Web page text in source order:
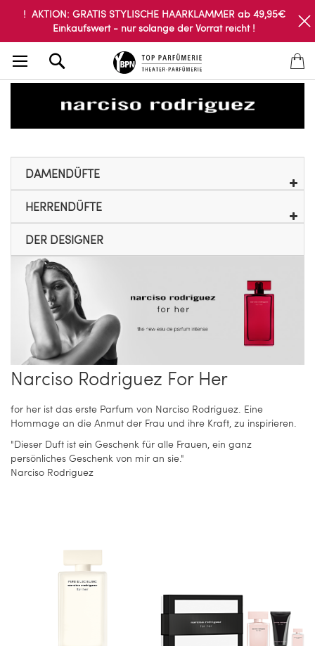
! AKTION: GRATIS STYLISCHE HAARKLAMMER ab 49,95€
Einkaufswert - nur solange der Vorrat reicht !
DAMENDÜFTE
HERRENDÜFTE
DER DESIGNER
Narciso Rodriguez For Her
for her ist das erste Parfum von Narciso Rodriguez. Eine
Hommage an die Anmut der Frau und ihre Kraft, zu inspirieren.
"Dieser Duft ist ein Geschenk für alle Frauen, ein ganz
persönliches Geschenk von mir an sie."
Narciso Rodriguez